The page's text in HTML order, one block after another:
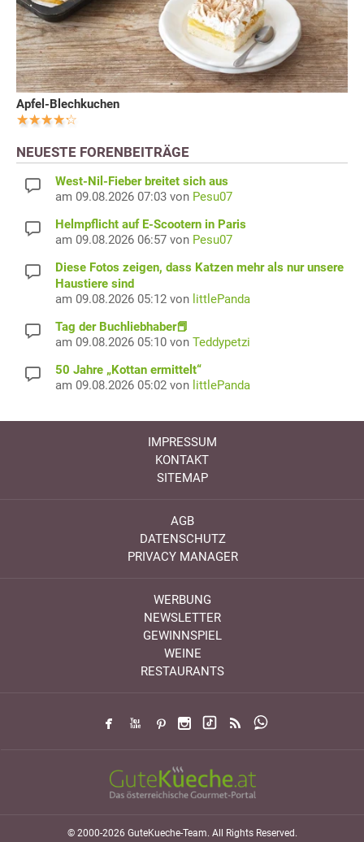
Apfel-Blechkuchen
NEUESTE FORENBEITRÄGE
West-Nil-Fieber breitet sich aus
am 09.08.2026 07:03 von Pesu07
Helmpflicht auf E-Scootern in Paris
am 09.08.2026 06:57 von Pesu07
Diese Fotos zeigen, dass Katzen mehr als nur unsere
Haustiere sind
am 09.08.2026 05:12 von littlePanda
Tag der Buchliebhaber📕
am 09.08.2026 05:10 von Teddypetzi
50 Jahre „Kottan ermittelt“
am 09.08.2026 05:02 von littlePanda
IMPRESSUM
KONTAKT
SITEMAP
AGB
DATENSCHUTZ
PRIVACY MANAGER
WERBUNG
NEWSLETTER
GEWINNSPIEL
WEINE
RESTAURANTS
© 2000-2026 GuteKueche-Team. All Rights Reserved.